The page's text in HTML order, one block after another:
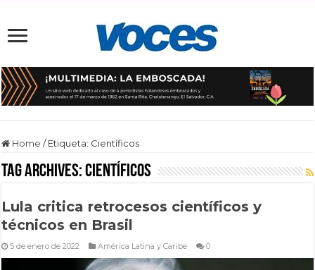
Home / Etiqueta: Científicos
Tag Archives:Científicos
Lula critica retrocesos científicos y
técnicos en Brasil
5 de enero de 2022 América Latina y Caribe 0